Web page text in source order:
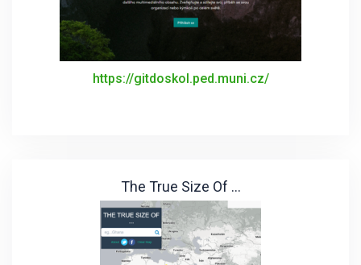
https://gitdoskol.ped.muni.cz/
The True Size Of ...